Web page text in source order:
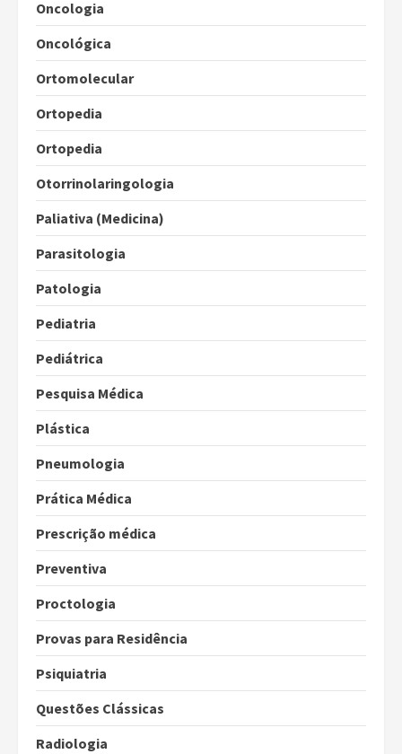
Oncologia
Oncológica
Ortomolecular
Ortopedia
Ortopedia
Otorrinolaringologia
Paliativa (Medicina)
Parasitologia
Patologia
Pediatria
Pediátrica
Pesquisa Médica
Plástica
Pneumologia
Prática Médica
Prescrição médica
Preventiva
Proctologia
Provas para Residência
Psiquiatria
Questões Clássicas
Radiologia